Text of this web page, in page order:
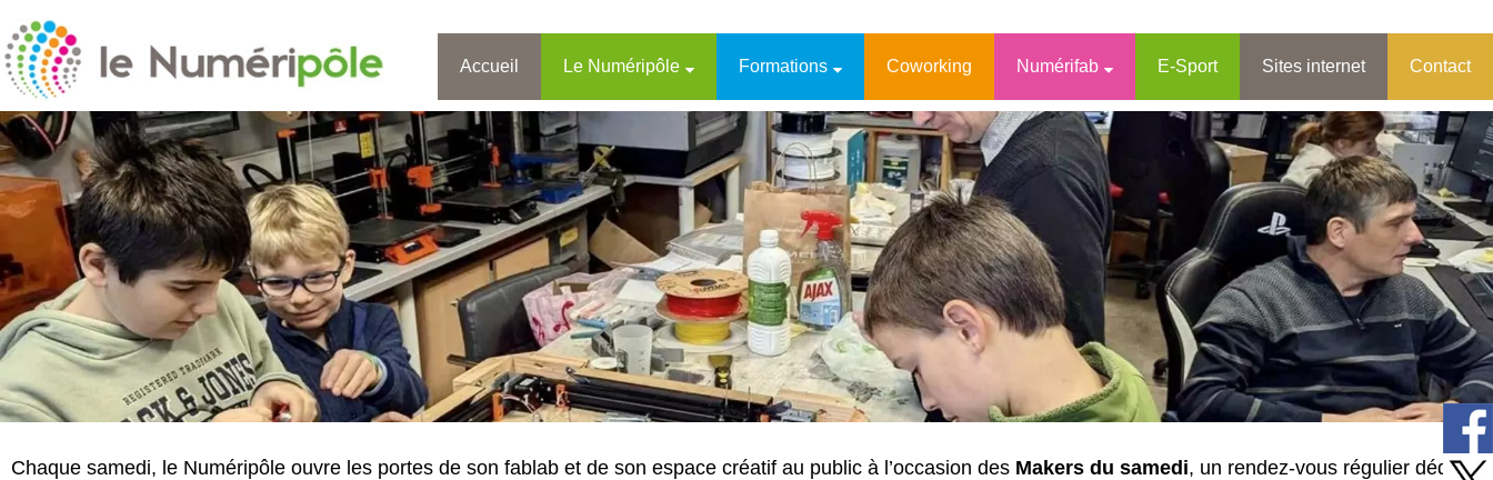
Accueil Le Numéripôle Formations Coworking Numérifab E-Sport Sites internet Contact
Chaque samedi, le Numéripôle ouvre les portes de son fablab et de son espace créatif au public à l’occasion des Makers du samedi, un rendez-vous régulier dédié à